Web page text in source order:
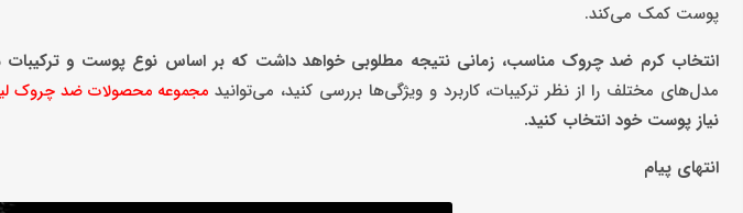
پوست کمک می‌کند.
انتخاب کرم ضد چروک مناسب، زمانی نتیجه مطلوبی خواهد داشت که بر اساس نوع پوست و
مدل‌های مختلف را از نظر ترکیبات، کاربرد و ویژگی‌ها بررسی کنید، می‌توانید مجموعه محصولات ضد چروک
نیاز پوست خود انتخاب کنید.
انتهای پیام